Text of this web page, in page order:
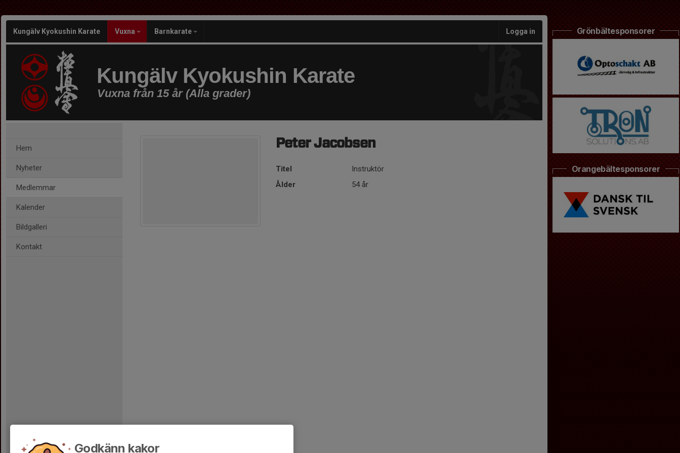
Kungälv Kyokushin Karate Vuxna Barnkarate Logga in
Kungälv Kyokushin Karate
Vuxna från 15 år (Alla grader)
Hem
Nyheter
Medlemmar
Kalender
Bildgalleri
Kontakt
Peter Jacobsen
Titel
Instruktör
Ålder
54 år
Grönbältesponsorer
Orangebältesponsorer
Godkänn kakor